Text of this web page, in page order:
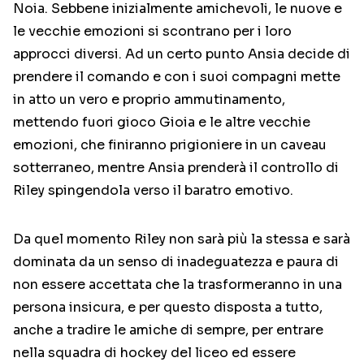
Noia. Sebbene inizialmente amichevoli, le nuove e
le vecchie emozioni si scontrano per i loro
approcci diversi. Ad un certo punto Ansia decide di
prendere il comando e con i suoi compagni mette
in atto un vero e proprio ammutinamento,
mettendo fuori gioco Gioia e le altre vecchie
emozioni, che finiranno prigioniere in un caveau
sotterraneo, mentre Ansia prenderà il controllo di
Riley spingendola verso il baratro emotivo.
Da quel momento Riley non sarà più la stessa e sarà
dominata da un senso di inadeguatezza e paura di
non essere accettata che la trasformeranno in una
persona insicura, e per questo disposta a tutto,
anche a tradire le amiche di sempre, per entrare
nella squadra di hockey del liceo ed essere